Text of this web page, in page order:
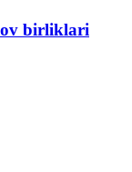
birliklari